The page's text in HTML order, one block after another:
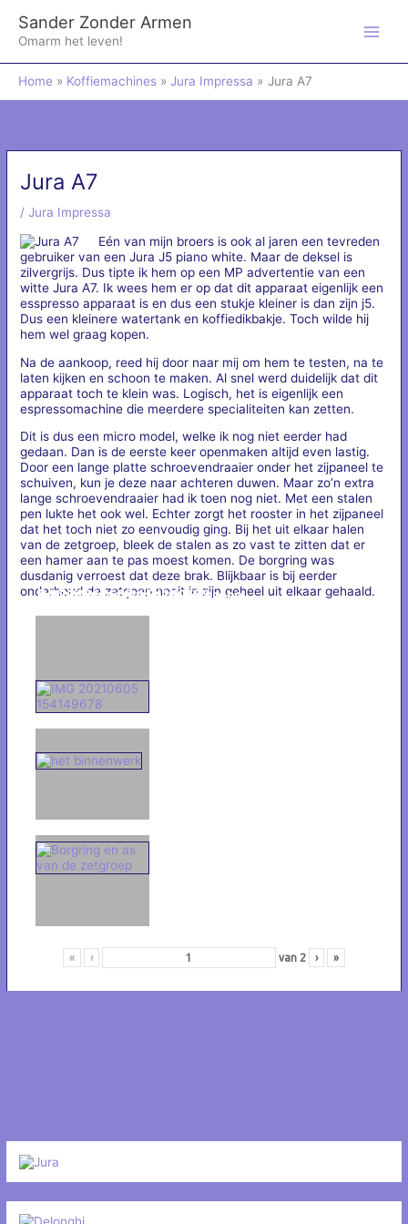
naarSander Zonder Armen
Omarm het leven!
Home Koffiemachines Jura Impressa Jura A7
Jura A7
/Jura Impressa
Eén van mijn broers is ook al jaren een tevreden
gebruiker van een Jura J5 piano white. Maar de deksel is
zilvergrijs. Dus tipte ik hem op een MP advertentie van een
witte Jura A7. Ik wees hem er op dat dit apparaat eigenlijk een
esspresso apparaat is en dus een stukje kleiner is dan zijn j5.
Dus een kleinere watertank en koffiedikbakje. Toch wilde hij
hem wel graag kopen.
Na de aankoop, reed hij door naar mij om hem te testen, na te
laten kijken en schoon te maken. Al snel werd duidelijk dat dit
apparaat toch te klein was. Logisch, het is eigenlijk een
espressomachine die meerdere specialiteiten kan zetten.
Dit is dus een micro model, welke ik nog niet eerder had
gedaan. Dan is de eerste keer openmaken altijd even lastig.
Door een lange platte schroevendraaier onder het zijpaneel te
schuiven, kun je deze naar achteren duwen. Maar zo’n extra
lange schroevendraaier had ik toen nog niet. Met een stalen
pen lukte het ook wel. Echter zorgt het rooster in het zijpaneel
dat het toch niet zo eenvoudig ging. Bij het uit elkaar halen
van de zetgroep, bleek de stalen as zo vast te zitten dat er
een hamer aan te pas moest komen. De borgring was
dusdanig verroest dat deze brak. Blijkbaar is bij eerder
onderhoud de zetgoep nooit in zijn geheel uit elkaar gehaald.
IMG 20210605 154149678
het binnenwerk
Borgring en as van de zetgroep
« ‹ van 2 › »